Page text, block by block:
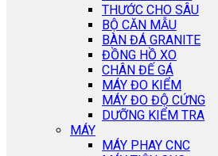
THƯỚC CHO SÂU
BỘ CĂN MẪU
BÀN ĐÁ GRANITE
ĐỒNG HỒ XO
CHÂN ĐẾ GÁ
MÁY ĐO KIỂM
MÁY ĐO ĐỘ CỨNG
DƯỠNG KIỂM TRA
MÁY
MÁY PHAY CNC